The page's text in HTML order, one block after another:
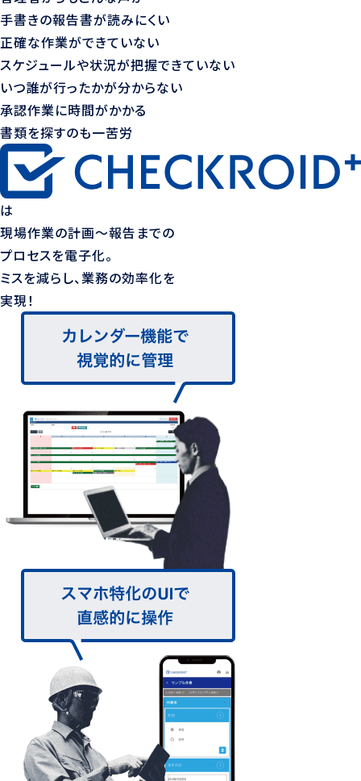
手書きの報告書が読みにくい
正確な作業ができていない
スケジュールや状況が把握できていない
いつ誰が行ったかが分からない
承認作業に時間がかかる
書類を探すのも一苦労
は
現場作業の計画〜報告までの
プロセスを電子化。
ミスを減らし、業務の効率化を
実現！